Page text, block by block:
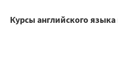
Курсы английского языка